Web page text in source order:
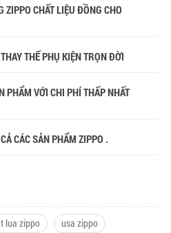
CHẤT LIỆU ĐỒNG CHO
THẾ PHỤ KIỆN TRỌN ĐỜI
PHẨM VỚI CHI PHÍ THẤP NHẤT
CÁC SẢN PHẨM ZIPPO .
lua zippo
usa zippo